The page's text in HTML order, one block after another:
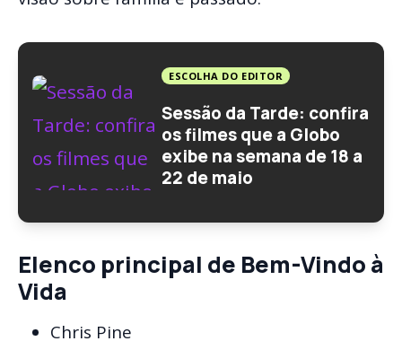
ESCOLHA DO EDITOR
Sessão da Tarde: confira
os filmes que a Globo
exibe na semana de 18 a
22 de maio
Elenco principal de Bem-Vindo à
Vida
Chris Pine